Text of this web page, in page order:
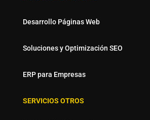
Desarrollo Páginas Web
Soluciones y Optimización SEO
ERP para Empresas
SERVICIOS OTROS